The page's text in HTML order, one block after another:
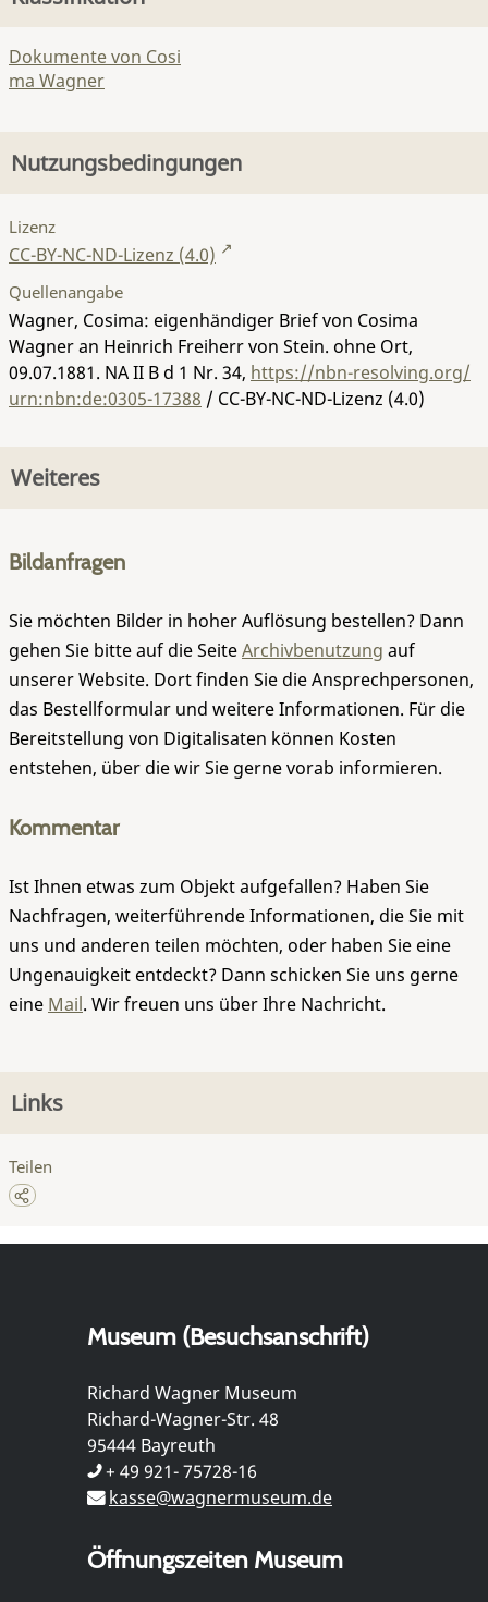
Dokumente von Cosi
ma Wagner
Nutzungsbedingungen
Lizenz
CC-BY-NC-ND-Lizenz (4.0)
Quellenangabe
Wagner, Cosima: eigenhändiger Brief von Cosima
Wagner an Heinrich Freiherr von Stein. ohne Ort,
09.07.1881. NA II B d 1 Nr. 34, https://nbn-resolving.org/
urn:nbn:de:0305-17388 / CC-BY-NC-ND-Lizenz (4.0)
Weiteres
Bildanfragen
Sie möchten Bilder in hoher Auflösung bestellen? Dann
gehen Sie bitte auf die SeiteArchivbenutzung auf
unserer Website. Dort finden Sie die Ansprechpersonen,
das Bestellformular und weitere Informationen. Für die
Bereitstellung von Digitalisaten können Kosten
entstehen, über die wir Sie gerne vorab informieren.
Kommentar
Ist Ihnen etwas zum Objekt aufgefallen? Haben Sie
Nachfragen, weiterführende Informationen, die Sie mit
uns und anderen teilen möchten, oder haben Sie eine
Ungenauigkeit entdeckt? Dann schicken Sie uns gerne
eine Mail. Wir freuen uns über Ihre Nachricht.
Links
Teilen
Museum (Besuchsanschrift)
Richard Wagner Museum
Richard-Wagner-Str. 48
95444 Bayreuth
+ 49 921- 75728-16
kasse@wagnermuseum.de
Öffnungszeiten Museum